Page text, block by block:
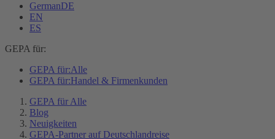
GermanDE
EN
ES
GEPA für:
GEPA für:Alle
GEPA für:Handel & Firmenkunden
GEPA für Alle
Blog
Neuigkeiten
GEPA-Partner auf Deutschlandreise